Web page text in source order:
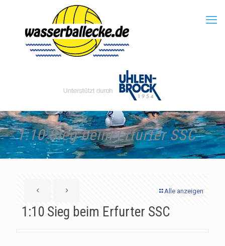
1:10 Sieg beim Erfurter SSC
Alle anzeigen
1:10 Sieg beim Erfurter SSC